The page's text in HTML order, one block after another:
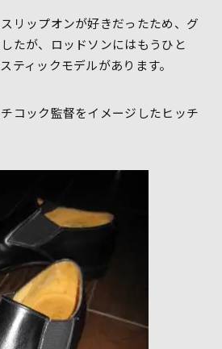
リップオンが好きだったため、グ
たが、ロッドソンにはもうひと
ティックモデルがあります。
コック監督をイメージしたヒッチ